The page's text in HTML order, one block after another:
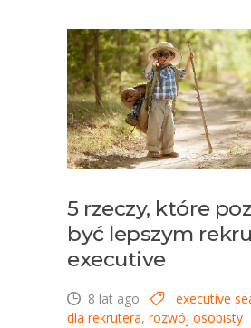
5 rzeczy, które
być lepszym
executive
8 lat ago executive
dla rekrutera, rozwój osobisty